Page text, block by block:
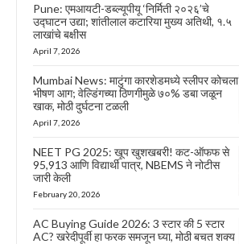
Pune: एमआयटी-डब्ल्यूपीयू ‘निर्मिती २०२६’चे
उद्घाटन उद्या; शांतीलाल कटारिया मुख्य अतिथी, १.५
लाखांचे बक्षीस
April 7, 2026
Mumbai News: माटुंगा कारशेडमध्ये स्लीपर कोचला
भीषण आग; वेल्डिंगच्या ठिणगीमुळे ७०% डबा जळून
खाक, मोठी दुर्घटना टळली
April 7, 2026
NEET PG 2025: खूप खुशखबरी! कट-ऑफफ से
95,913 आणि विद्यार्थी पात्र, NBEMS ने नोटीस
जारी केली
February 20, 2026
AC Buying Guide 2026: 3 स्टार की 5 स्टार
AC? खरेदीपूर्वी हा फरक समजून घ्या, मोठी बचत शक्य